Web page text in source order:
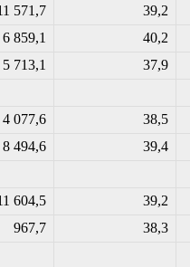
571,7 39,2
6 859,1 40,2
5 713,1 37,9
4 077,6 38,5
8 494,6 39,4
604,5 39,2
967,7 38,3